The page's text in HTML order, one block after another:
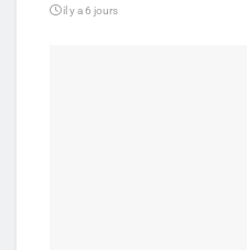
il y a 6 jours